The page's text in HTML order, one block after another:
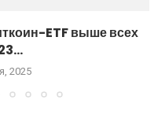
ETF выше всех
2025